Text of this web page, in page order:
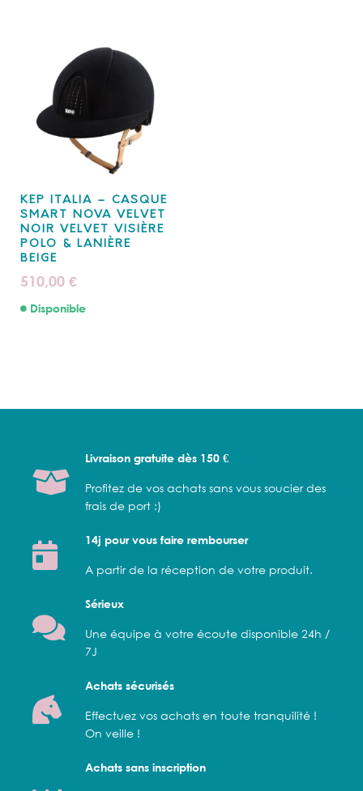
KEP ITALIA – CASQUE
SMART NOVA VELVET
NOIR VELVET VISIÈRE
POLO & LANIÈRE
BEIGE
510,00 €
Disponible
Livraison gratuite dès 150 €
Profitez de vos achats sans vous soucier des
frais de port :)
14j pour vous faire rembourser
A partir de la réception de votre produit.
Sérieux
Une équipe à votre écoute disponible 24h /
7J
Achats sécurisés
Effectuez vos achats en toute tranquilité !
On veille !
Achats sans inscription